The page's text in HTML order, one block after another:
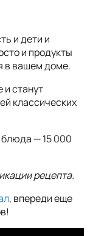
и дети и
и продукты
в вашем доме.
станут
классических
блюда — 15 000
рецепта.
, впереди еще